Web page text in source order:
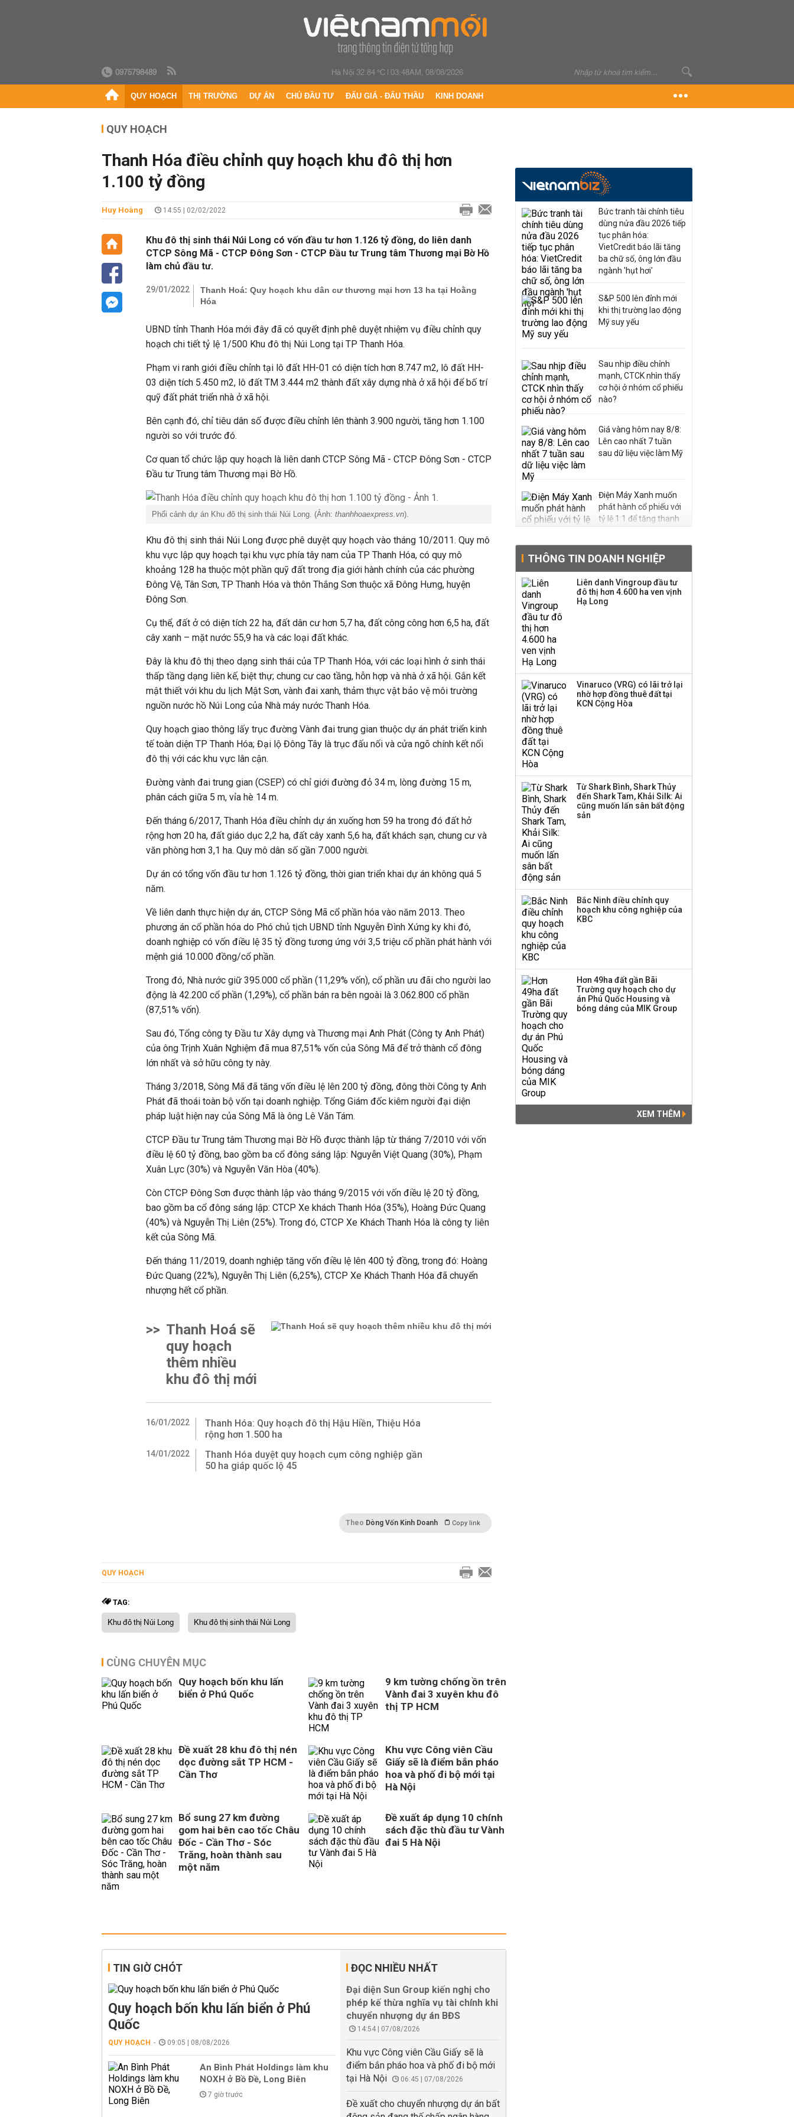
0975798489 Hà Nội 32.84 °C|03:48AM, 08/08/2026
QUY HOẠCH THỊ TRƯỜNG DỰ ÁN CHỦ ĐẦU TƯ ĐẤU GIÁ - ĐẤU THẦU KINH DOANH
QUY HOẠCH
Thanh Hóa điều chỉnh quy hoạch khu đô thị hơn
1.100 tỷ đồng
Huy Hoàng 14:55 | 02/02/2022
Khu đô thị sinh thái Núi Long có vốn đầu tư hơn 1.126 tỷ đồng, do liên danh
CTCP Sông Mã - CTCP Đông Sơn - CTCP Đầu tư Trung tâm Thương mại Bờ Hồ
làm chủ đầu tư.
29/01/2022
Thanh Hoá: Quy hoạch khu dân cư thương mại hơn 13 ha tại Hoằng
Hóa
UBND tỉnh Thanh Hóa mới đây đã có quyết định phê duyệt nhiệm vụ điều chỉnh quy
hoạch chi tiết tỷ lệ 1/500 Khu đô thị Núi Long tại TP Thanh Hóa.
Phạm vi ranh giới điều chỉnh tại lô đất HH-01 có diện tích hơn 8.747 m2, lô đất HH-
03 diện tích 5.450 m2, lô đất TM 3.444 m2 thành đất xây dựng nhà ở xã hội để bố trí
quỹ đất phát triển nhà ở xã hội.
Bên cạnh đó, chỉ tiêu dân số được điều chỉnh lên thành 3.900 người, tăng hơn 1.100
người so với trước đó.
Cơ quan tổ chức lập quy hoạch là liên danh CTCP Sông Mã - CTCP Đông Sơn - CTCP
Đầu tư Trung tâm Thương mại Bờ Hồ.
Phối cảnh dự án Khu đô thị sinh thái Núi Long. (Ảnh: thanhhoaexpress.vn).
Khu đô thị sinh thái Núi Long được phê duyệt quy hoạch vào tháng 10/2011. Quy mô
khu vực lập quy hoạch tại khu vực phía tây nam của TP Thanh Hóa, có quy mô
khoảng 128 ha thuộc một phần quỹ đất trong địa giới hành chính của các phường
Đông Vệ, Tân Sơn, TP Thanh Hóa và thôn Thắng Sơn thuộc xã Đông Hưng, huyện
Đông Sơn.
Cụ thể, đất ở có diện tích 22 ha, đất dân cư hơn 5,7 ha, đất công công hơn 6,5 ha, đất
cây xanh – mặt nước 55,9 ha và các loại đất khác.
Đây là khu đô thị theo dạng sinh thái của TP Thanh Hóa, với các loại hình ở sinh thái
thấp tầng dạng liên kế, biệt thự; chung cư cao tầng, hỗn hợp và nhà ở xã hội. Gắn kết
mật thiết với khu du lịch Mật Sơn, vành đai xanh, thảm thực vật bảo vệ môi trường
nguồn nước hồ Núi Long của Nhà máy nước Thanh Hóa.
Quy hoạch giao thông lấy trục đường Vành đai trung gian thuộc dự án phát triển kinh
tế toàn diện TP Thanh Hóa; Đại lộ Đông Tây là trục đấu nối và cửa ngõ chính kết nối
đô thị với các khu vực lân cận.
Đường vành đai trung gian (CSEP) có chỉ giới đường đỏ 34 m, lòng đường 15 m,
phân cách giữa 5 m, vỉa hè 14 m.
Đến tháng 6/2017, Thanh Hóa điều chỉnh dự án xuống hơn 59 ha trong đó đất hở
rộng hơn 20 ha, đất giáo dục 2,2 ha, đất cây xanh 5,6 ha, đất khách sạn, chung cư và
văn phòng hơn 3,1 ha. Quy mô dân số gần 7.000 người.
Dự án có tổng vốn đầu tư hơn 1.126 tỷ đồng, thời gian triển khai dự án không quá 5
năm.
Về liên danh thực hiện dự án, CTCP Sông Mã cổ phần hóa vào năm 2013. Theo
phương án cổ phần hóa do Phó chủ tịch UBND tỉnh Nguyễn Đình Xứng ky khi đó,
doanh nghiệp có vốn điều lệ 35 tỷ đồng tương ứng với 3,5 triệu cổ phần phát hành với
mệnh giá 10.000 đồng/cổ phần.
Trong đó, Nhà nước giữ 395.000 cổ phần (11,29% vốn), cổ phần ưu đãi cho người lao
động là 42.200 cổ phần (1,29%), cổ phần bán ra bên ngoài là 3.062.800 cổ phần
(87,51% vốn).
Sau đó, Tổng công ty Đầu tư Xây dựng và Thương mại Anh Phát (Công ty Anh Phát)
của ông Trịnh Xuân Nghiệm đã mua 87,51% vốn của Sông Mã để trở thành cổ đông
lớn nhất và sở hữu công ty này.
Tháng 3/2018, Sông Mã đã tăng vốn điều lệ lên 200 tỷ đồng, đông thời Công ty Anh
Phát đã thoái toàn bộ vốn tại doanh nghiệp. Tổng Giám đốc kiêm người đại diện
pháp luật hiện nay của Sông Mã là ông Lê Văn Tám.
CTCP Đầu tư Trung tâm Thương mại Bờ Hồ được thành lập từ tháng 7/2010 với vốn
điều lệ 60 tỷ đồng, bao gồm ba cổ đông sáng lập: Nguyễn Việt Quang (30%), Phạm
Xuân Lực (30%) và Nguyễn Văn Hòa (40%).
Còn CTCP Đông Sơn được thành lập vào tháng 9/2015 với vốn điều lệ 20 tỷ đồng,
bao gồm ba cổ đông sáng lập: CTCP Xe khách Thanh Hóa (35%), Hoàng Đức Quang
(40%) và Nguyễn Thị Liên (25%). Trong đó, CTCP Xe Khách Thanh Hóa là công ty liên
kết của Sông Mã.
Đến tháng 11/2019, doanh nghiệp tăng vốn điều lệ lên 400 tỷ đồng, trong đó: Hoàng
Đức Quang (22%), Nguyễn Thị Liên (6,25%), CTCP Xe Khách Thanh Hóa đã chuyển
nhượng hết cổ phần.
>> Thanh Hoá sẽ
quy hoạch
thêm nhiều
khu đô thị mới
16/01/2022
Thanh Hóa: Quy hoạch đô thị Hậu Hiền, Thiệu Hóa
rộng hơn 1.500 ha
14/01/2022
Thanh Hóa duyệt quy hoạch cụm công nghiệp gần
50 ha giáp quốc lộ 45
Theo Dòng Vốn Kinh Doanh Copy link
QUY HOẠCH
TAG:
Khu đô thị Núi Long Khu đô thị sinh thái Núi Long
CÙNG CHUYÊN MỤC
Quy hoạch bốn khu lấn
biển ở Phú Quốc
9 km tường chống ồn trên
Vành đai 3 xuyên khu đô
thị TP HCM
Đề xuất 28 khu đô thị nén
dọc đường sắt TP HCM -
Cần Thơ
Khu vực Công viên Cầu
Giấy sẽ là điểm bắn pháo
hoa và phố đi bộ mới tại
Hà Nội
Bổ sung 27 km đường
gom hai bên cao tốc Châu
Đốc - Cần Thơ - Sóc
Trăng, hoàn thành sau
một năm
Đề xuất áp dụng 10 chính
sách đặc thù đầu tư Vành
đai 5 Hà Nội
TIN GIỜ CHÓT
Quy hoạch bốn khu lấn biển ở Phú
Quốc
QUY HOẠCH 09:05 | 08/08/2026
An Bình Phát Holdings làm khu
NOXH ở Bồ Đề, Long Biên
7 giờ trước
ĐỌC NHIỀU NHẤT
Đại diện Sun Group kiến nghị cho
phép kế thừa nghĩa vụ tài chính khi
chuyển nhượng dự án BĐS
14:54 | 07/08/2026
Khu vực Công viên Cầu Giấy sẽ là
điểm bắn pháo hoa và phố đi bộ mới
tại Hà Nội
06:45 | 07/08/2026
Đề xuất cho chuyển nhượng dự án bất
Bức tranh tài chính tiêu
dùng nửa đầu 2026 tiếp
tục phân hóa:
VietCredit báo lãi tăng
ba chữ số, ông lớn đầu
ngành 'hụt hơi'
S&P 500 lên đỉnh mới
khi thị trường lao động
Mỹ suy yếu
Sau nhịp điều chỉnh
mạnh, CTCK nhìn thấy
cơ hội ở nhóm cổ phiếu
nào?
Giá vàng hôm nay 8/8:
Lên cao nhất 7 tuần
sau dữ liệu việc làm Mỹ
Điện Máy Xanh muốn
phát hành cổ phiếu với
tỷ lệ 1:1 để tăng thanh
Quy hoạch 4 khu lấn
biển ở Phú Quốc
hàng
Dự án Sheraton Phú
Huấn Hoa Hồng bỗng
dưng ‘biến mất’, một
công ty khác đã giải thể
THÔNG TIN DOANH NGHIỆP
Liên danh Vingroup đầu tư
đô thị hơn 4.600 ha ven vịnh
Hạ Long
Vinaruco (VRG) có lãi trở lại
nhờ hợp đồng thuê đất tại
KCN Cộng Hòa
Từ Shark Bình, Shark Thủy
đến Shark Tam, Khải Silk: Ai
cũng muốn lấn sân bất động
sản
Bắc Ninh điều chỉnh quy
hoạch khu công nghiệp của
KBC
Hơn 49ha đất gần Bãi
Trường quy hoạch cho dự
án Phú Quốc Housing và
bóng dáng của MIK Group
XEM THÊM